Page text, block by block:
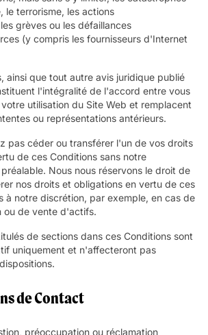
le terrorisme, les actions
grèves ou les défaillances
(y compris les fournisseurs d'Internet
ainsi que tout autre avis juridique publié
l'intégralité de l'accord entre vous
utilisation du Site Web et remplacent
ou représentations antérieurs.
pas céder ou transférer l'un de vos droits
de ces Conditions sans notre
Nous nous réservons le droit de
nos droits et obligations en vertu de ces
à notre discrétion, par exemple, en cas de
ou de vente d'actifs.
de sections dans ces Conditions sont
uniquement et n'affecteront pas
de Contact
préoccupation ou réclamation